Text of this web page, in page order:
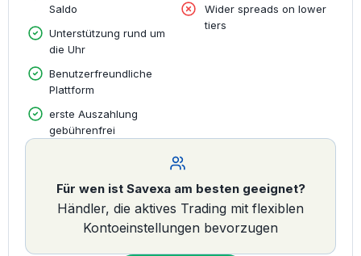
Saldo
Unterstützung rund um
die Uhr
Benutzerfreundliche
Plattform
erste Auszahlung
gebührenfrei
Wider spreads on lower
tiers
Für wen ist Savexa am besten geeignet?
Händler, die aktives Trading mit flexiblen
Kontoeinstellungen bevorzugen